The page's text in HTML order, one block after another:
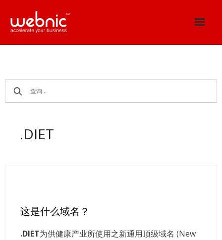
content
.DIET
这是什么域名？
.DIET为供健康产业所使用之新通用顶级域名 (New